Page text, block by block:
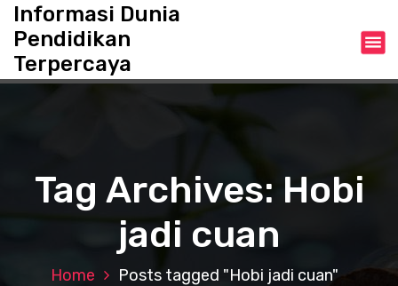
t
Informasi Dunia
Pendidikan
Terpercaya
Tag Archives: Hobi
jadi cuan
Home Posts tagged "Hobi jadi cuan"